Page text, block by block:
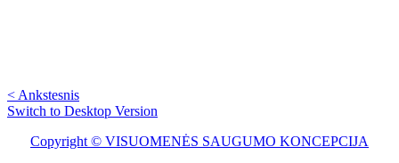
< Ankstesnis
Switch to Desktop Version
Copyright © VISUOMENĖS SAUGUMO KONCEPCIJA